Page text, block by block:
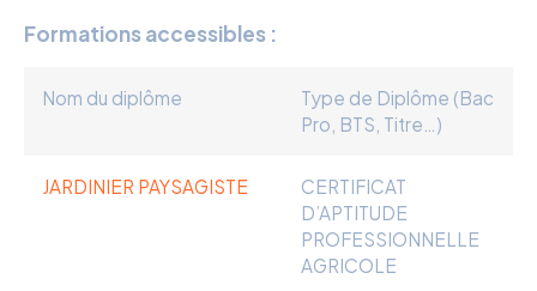
Formations accessibles :
Nom du diplôme
Type de Diplôme (Bac
Pro, BTS, Titre…)
JARDINIER PAYSAGISTE
CERTIFICAT
D’APTITUDE
PROFESSIONNELLE
AGRICOLE